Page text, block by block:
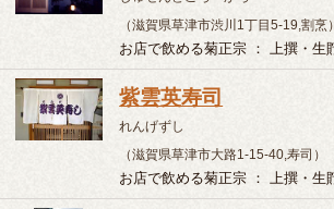
みやこ
（奈良市都祁白石町１２５０－１,針インター,Ｒ３６９号を
南へ３００ｍ右側,寿司）
和風炉端 一歩
やきとり・ろばた いっぽ
（奈良県北葛城郡王寺町本町4-9-20 シャトー王寺２F,居酒
お店で飲める菊正宗 ： 上撰